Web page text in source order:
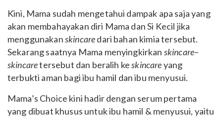
Kini, Mama sudah mengetahui dampak apa saja yang
akan membahayakan diri Mama dan Si Kecil jika
menggunakanskincaredari bahan kimia tersebut.
Sekarang saatnya Mama menyingkirkan skincare–
skincaretersebut dan beralih keskincareyang
terbukti aman bagi ibu hamil dan ibu menyusui.
Mama’s Choice kini hadir dengan serum pertama
yang dibuat khusus untuk ibu hamil & menyusui, yaitu